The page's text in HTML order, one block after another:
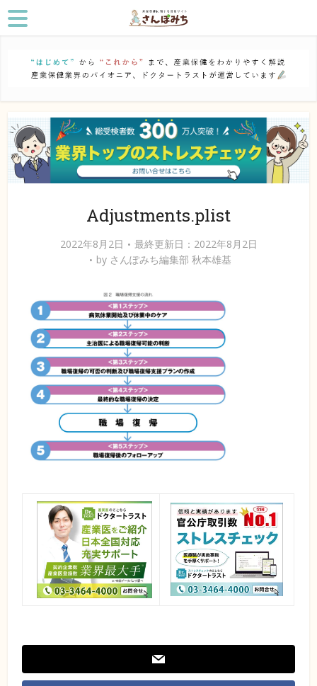
Adjustments.plist
2022年8月2日
最終更新日：2022年8月2日
by さんぽみち編集部 秋本雄基